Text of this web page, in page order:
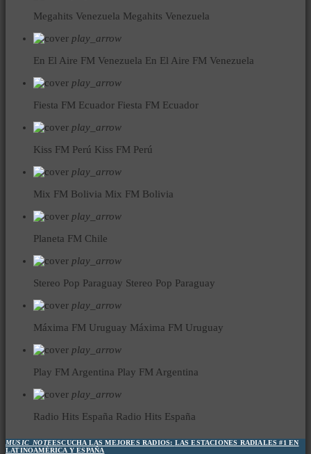
Megahits Venezuela Megahits Venezuela
play_arrow
En El Aire FM Venezuela En El Aire FM Venezuela
play_arrow
Fiesta FM Ecuador Fiesta FM Ecuador
play_arrow
Kiss FM Perú Kiss FM Perú
play_arrow
Mix FM Bolivia Mix FM Bolivia
play_arrow
Planeta FM Chile
play_arrow
Stereo Pop Paraguay Stereo Pop Paraguay
play_arrow
Máxima FM Uruguay Máxima FM Uruguay
play_arrow
Play FM Argentina Play FM Argentina
play_arrow
Radio Hits España Radio Hits España
MUSIC_NOTEESCUCHA LAS MEJORES RADIOS: LAS ESTACIONES RADIALES #1 EN
LATINOAMÉRICA Y ESPAÑA